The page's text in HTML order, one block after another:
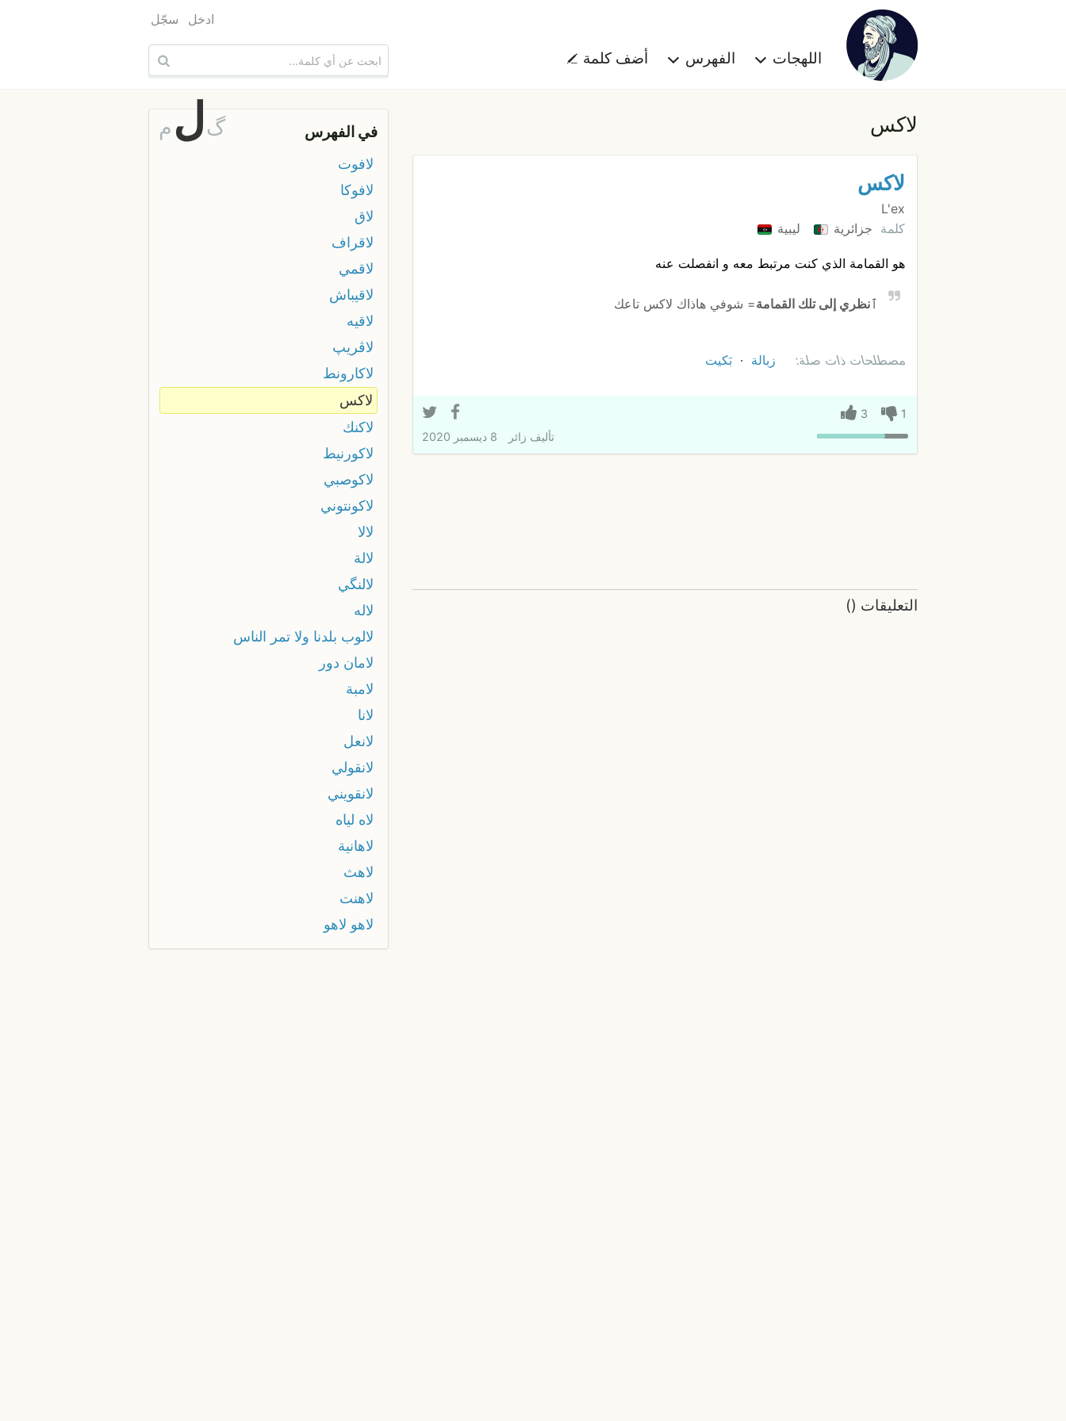
اللهجات الفهرس أضف كلمة
ادخل سجّل
لاكس
لاكس
L'ex
كلمة جزائرية ليبية
هو القمامة الذي كنت مرتبط معه و انفصلت عنه
ٱنظري إلى تلك القمامة= شوفي هاذاك لاكس تاعك
مصطلحات ذات صلة: زبالة بَكيت
1
3
تأليف زائر 8 ديسمبر 2020
التعليقات (
)
في الفهرس گل م
لافوت
لافوكا
لاق
لاقراف
لاقمي
لاقيباش
لاقيه
لاڨريپ
لاكارونط
لاكس
لاكنك
لاكورنيط
لاكوصبي
لاكونتوني
لالا
لالة
لالنگي
لاله
لالوب بلدنا ولا تمر الناس
لامان دور
لامبة
لانا
لانعل
لانقولي
لانقويني
لاه لياه
لاهانية
لاهث
لاهنت
لاهو لاهو